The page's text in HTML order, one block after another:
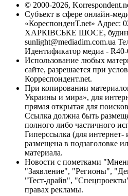
© 2000-2026,
Субъект в сфере онлайн-
«КореспонденТ.net» Адрес:
ХАРКІВСЬКЕ ШОСЕ,
sunlight@mediadim.com.ua
Идентификатор медиа -
Использование любых
сайте, разрешается при
Корреспондент.net.
При копировании
Украины и мира», для
прямая открытая для
Ссылка должна быть
полного либо частичного
Гиперссылка (для
размещена в подзаголовке
материала.
Новости с пометками
"Заявление", "Регионы",
"Тест-драйв",
правах рекламы.